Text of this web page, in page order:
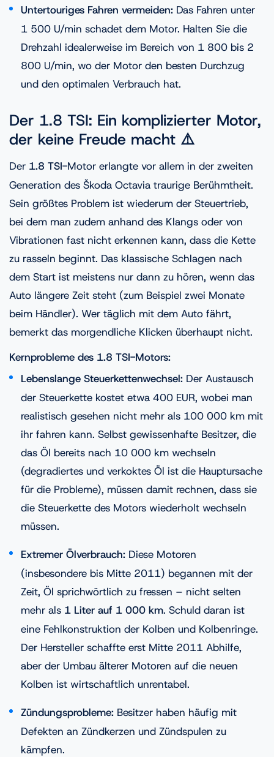
Untertouriges Fahren vermeiden: Das Fahren unter
1 500 U/min schadet dem Motor. Halten Sie die
Drehzahl idealerweise im Bereich von 1 800 bis 2
800 U/min, wo der Motor den besten Durchzug
und den optimalen Verbrauch hat.
Der 1.8 TSI: Ein komplizierter Motor,
der keine Freude macht ⚠️
Der 1.8 TSI-Motor erlangte vor allem in der zweiten
Generation des Škoda Octavia traurige Berühmtheit.
Sein größtes Problem ist wiederum der Steuertrieb,
bei dem man zudem anhand des Klangs oder von
Vibrationen fast nicht erkennen kann, dass die Kette
zu rasseln beginnt. Das klassische Schlagen nach
dem Start ist meistens nur dann zu hören, wenn das
Auto längere Zeit steht (zum Beispiel zwei Monate
beim Händler). Wer täglich mit dem Auto fährt,
bemerkt das morgendliche Klicken überhaupt nicht.
Kernprobleme des 1.8 TSI-Motors:
Lebenslange Steuerkettenwechsel: Der Austausch
der Steuerkette kostet etwa 400 EUR, wobei man
realistisch gesehen nicht mehr als 100 000 km mit
ihr fahren kann. Selbst gewissenhafte Besitzer, die
das Öl bereits nach 10 000 km wechseln
(degradiertes und verkoktes Öl ist die Hauptursache
für die Probleme), müssen damit rechnen, dass sie
die Steuerkette des Motors wiederholt wechseln
müssen.
Extremer Ölverbrauch: Diese Motoren
(insbesondere bis Mitte 2011) begannen mit der
Zeit, Öl sprichwörtlich zu fressen – nicht selten
mehr als 1 Liter auf 1 000 km. Schuld daran ist
eine Fehlkonstruktion der Kolben und Kolbenringe.
Der Hersteller schaffte erst Mitte 2011 Abhilfe,
aber der Umbau älterer Motoren auf die neuen
Kolben ist wirtschaftlich unrentabel.
Zündungsprobleme: Besitzer haben häufig mit
Defekten an Zündkerzen und Zündspulen zu
kämpfen.